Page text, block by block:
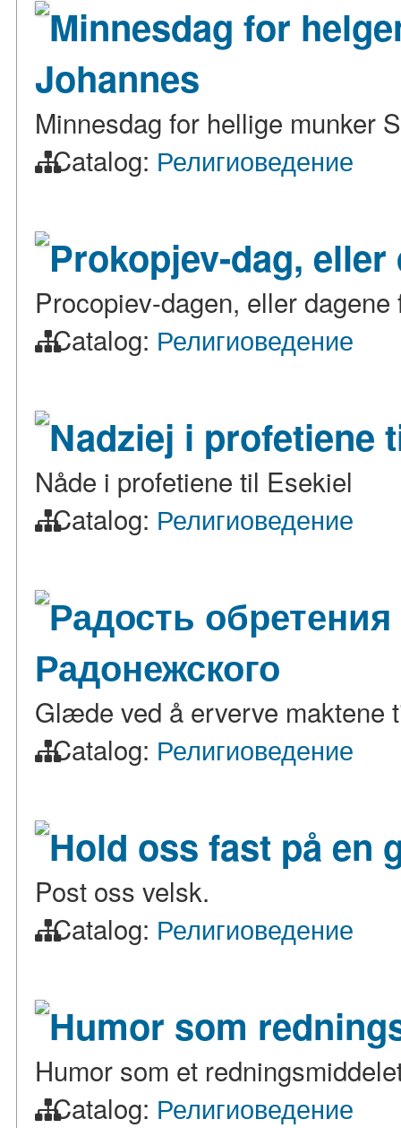
Minnesdag for
Johannes
Minnesdag for hellige munker
Catalog: Религиоведение
Prokopjev-dag,
Procopiev-dagen, eller
Catalog: Религиоведение
Nadziej i profetiene
Nåde i profetiene til Esekiel
Catalog: Религиоведение
Радость
Радонежского
Glæde ved å erverve maktene
Catalog: Религиоведение
Hold oss fast på en
Post oss velsk.
Catalog: Религиоведение
Humor som
Humor som et
Catalog: Религиоведение